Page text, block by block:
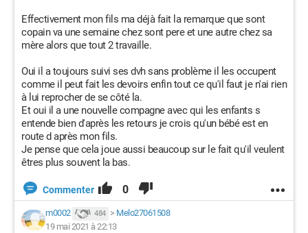
Effectivement mon fils ma déjà fait la remarque que sont
copain va une semaine chez sont pere et une autre chez sa
mère alors que tout 2 travaille.
Oui il a toujours suivi ses dvh sans problème il les occupent
comme il peut fait les devoirs enfin tout ce qu'il faut je n'ai rien
à lui reprocher de se côté la.
Et oui il a une nouvelle compagne avec qui les enfants s
entende bien d'après les retours je crois qu'un bébé est en
route d après mon fils.
Je pense que cela joue aussi beaucoup sur le fait qu'il veulent
êtres plus souvent la bas.
Commenter 0
m0002 484 > Melo27061508
19 mai 2021 à 22:13